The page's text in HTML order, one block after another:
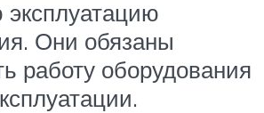
Они обязаны
работу оборудования